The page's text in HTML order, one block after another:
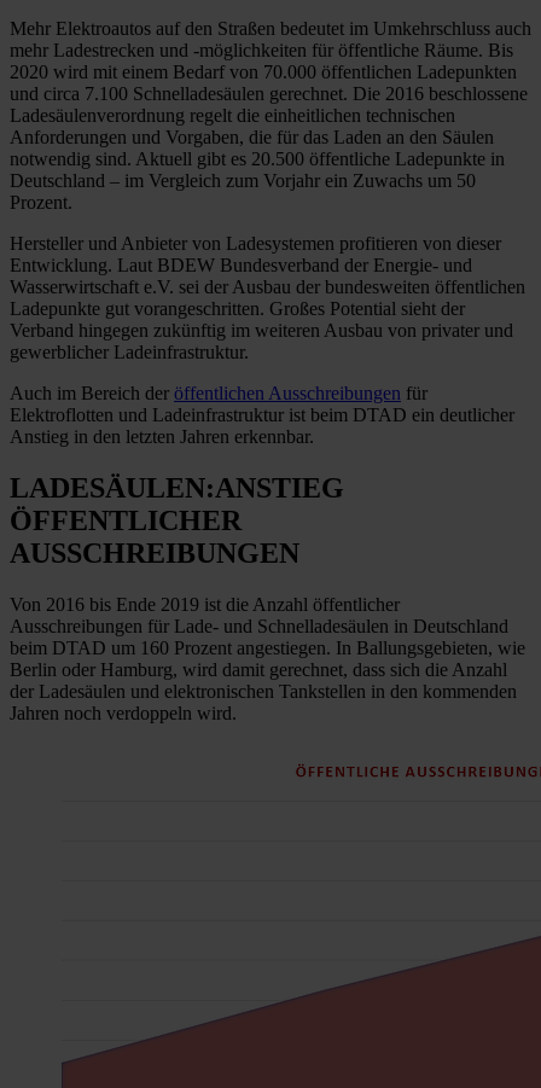
Mehr Elektroautos auf den Straßen bedeutet im Umkehrschluss auch
mehr Ladestrecken und -möglichkeiten für öffentliche Räume. Bis
2020 wird mit einem Bedarf von 70.000 öffentlichen Ladepunkten
und circa 7.100 Schnelladesäulen gerechnet. Die 2016 beschlossene
Ladesäulenverordnung regelt die einheitlichen technischen
Anforderungen und Vorgaben, die für das Laden an den Säulen
notwendig sind. Aktuell gibt es 20.500 öffentliche Ladepunkte in
Deutschland – im Vergleich zum Vorjahr ein Zuwachs um 50
Prozent.
Hersteller und Anbieter von Ladesystemen profitieren von dieser
Entwicklung. Laut BDEW Bundesverband der Energie- und
Wasserwirtschaft e.V. sei der Ausbau der bundesweiten öffentlichen
Ladepunkte gut vorangeschritten. Großes Potential sieht der
Verband hingegen zukünftig im weiteren Ausbau von privater und
gewerblicher Ladeinfrastruktur.
Auch im Bereich der öffentlichen Ausschreibungen für
Elektroflotten und Ladeinfrastruktur ist beim DTAD ein deutlicher
Anstieg in den letzten Jahren erkennbar.
LADESÄULEN:ANSTIEG
ÖFFENTLICHER
AUSSCHREIBUNGEN
Von 2016 bis Ende 2019 ist die Anzahl öffentlicher
Ausschreibungen für Lade- und Schnelladesäulen in Deutschland
beim DTAD um 160 Prozent angestiegen. In Ballungsgebieten, wie
Berlin oder Hamburg, wird damit gerechnet, dass sich die Anzahl
der Ladesäulen und elektronischen Tankstellen in den kommenden
Jahren noch verdoppeln wird.